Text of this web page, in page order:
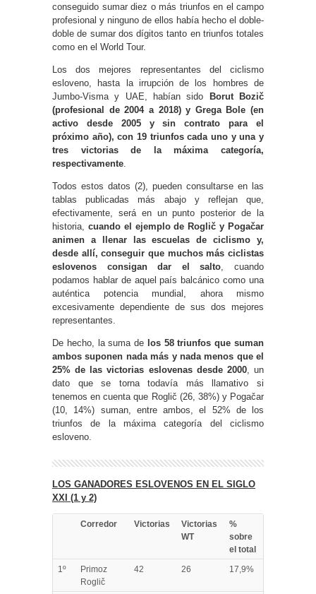
conseguido sumar diez o más triunfos en el campo
profesional y ninguno de ellos había hecho el doble-
doble de sumar dos dígitos tanto en triunfos totales
como en el World Tour.
Los dos mejores representantes del ciclismo
esloveno, hasta la irrupción de los hombres de
Jumbo-Visma y UAE, habían sido
Borut Bozič
(profesional de 2004 a 2018) y Grega Bole (en
activo desde 2005 y sin contrato para el
próximo año), con 19 triunfos cada uno y una y
tres victorias de la máxima categoría,
respectivamente
Todos estos datos (2), pueden consultarse en las
tablas publicadas más abajo y reflejan que,
efectivamente, será en un punto posterior de la
historia, cuando el ejemplo de Roglič y Pogačar
animen a llenar las escuelas de ciclismo y,
desde allí, conseguir que muchos más ciclistas
eslovenos consigan dar el salto , cuando
podamos hablar de aquel país balcánico como una
auténtica potencia mundial, ahora mismo
excesivamente dependiente de sus dos mejores
representantes.
De hecho, la suma de los 58 triunfos que suman
ambos suponen nada más y nada menos que el
25% de las victorias eslovenas desde 2000, un
dato que se torna todavía más llamativo si
tenemos en cuenta que Roglič (26, 38%) y Pogačar
(10, 14%) suman, entre ambos, el 52% de los
triunfos de la máxima categoría del ciclismo
esloveno.
LOS GANADORES ESLOVENOS EN EL SIGLO
XXI (1 y 2)
Corredor Victorias
Victorias
WT
%
sobre
el total
1º
Primoz
Roglič
42 26 17,9%